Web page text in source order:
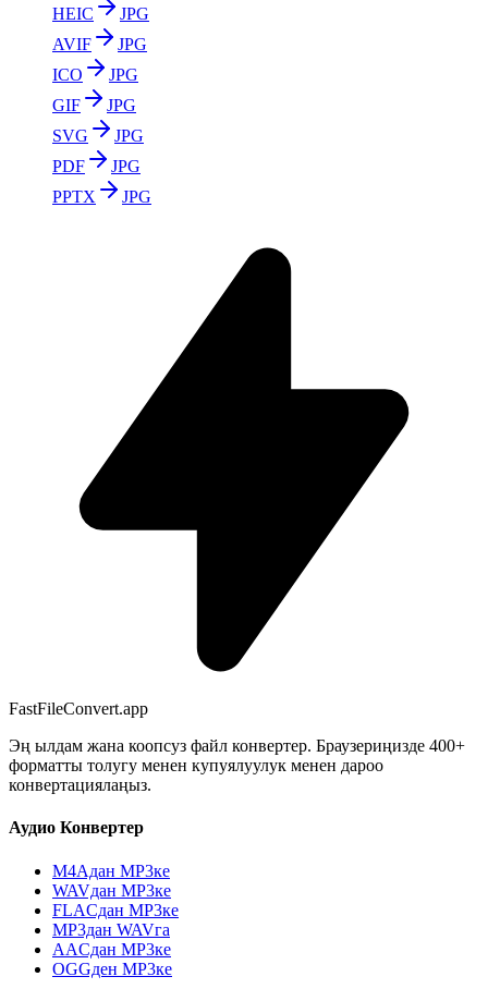
HEIC
JPG
AVIF
JPG
ICO
JPG
GIF
JPG
SVG
JPG
PDF
JPG
PPTX
JPG
FastFileConvert.app
Эң ылдам жана коопсуз файл конвертер. Браузериңизде 400+
форматты толугу менен купуялуулук менен дароо
конвертациялаңыз.
Аудио Конвертер
M4Aдан MP3ке
WAVдан MP3ке
FLACдан MP3ке
MP3дан WAVга
AACдан MP3ке
OGGден MP3ке